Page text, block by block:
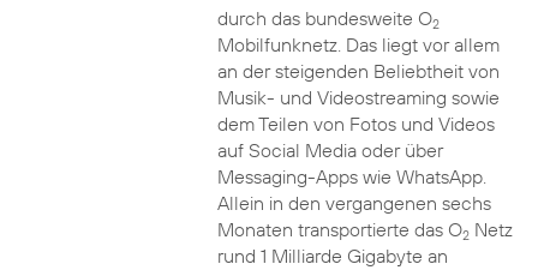
durch das bundesweite O2
Mobilfunknetz. Das liegt vor allem
an der steigenden Beliebtheit von
Musik- und Videostreaming sowie
dem Teilen von Fotos und Videos
auf Social Media oder über
Messaging-Apps wie WhatsApp.
Allein in den vergangenen sechs
Monaten transportierte das O2Netz
rund 1 Milliarde Gigabyte an